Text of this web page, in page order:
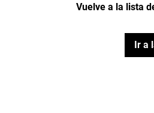
Vuelve a la lista
Ir a